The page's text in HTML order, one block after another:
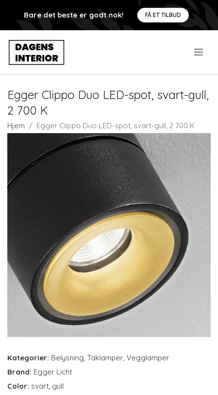
Bare det beste er godt nok! FÅ ET TILBUD
Egger Clippo Duo LED-spot, svart-gull,
2 700 K
Hjem Egger Clippo Duo LED-spot, svart-gull, 2 700 K
Kategorier: Belysning, Taklamper, Vegglamper
Brand: Egger Licht
Color: svart, gull